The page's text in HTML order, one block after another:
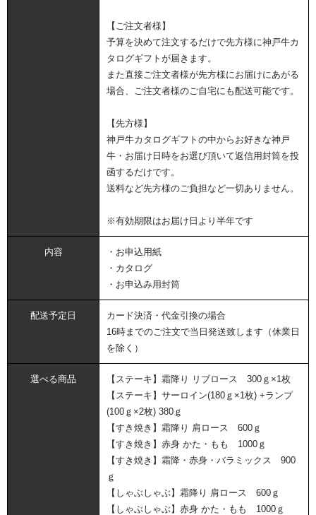
【ご注文者様】
予算を決めて注文するだけで先方様に神戸牛カ
タログギフトが届きます。
また直接ご注文者様が先方様にお届けにあがる
場合、ご注文者様のご自宅にも配送可能です。
【先方様】
神戸牛カタログギフトの中からお好きな神戸
牛・お届け日時をお選び頂いて返信用封筒を投
函するだけです。
送料など先方様のご負担など一切ありません。
※有効期限はお届け日より半年です
内容
・お申込用紙
・カタログ
・お申込み用封筒
配送予定日
カード決済・代金引換の場合
16時までのご注文で当日発送致します（休業日
を除く）
選べる商品
【ステーキ】霜降り リブロース 300ｇ×1枚
【ステーキ】サーロイン(180ｇ×1枚) +ランプ
(100ｇ×2枚) 380ｇ
【すき焼き】霜降り 肩ロース 600ｇ
【すき焼き】赤身 かた・もも 1000ｇ
【すき焼き】霜降・赤身・バラミックス 900
ｇ
【しゃぶしゃぶ】霜降り 肩ロース 600ｇ
【しゃぶしゃぶ】赤身 かた・もも 1000ｇ